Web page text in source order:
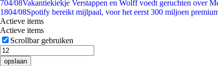
704/08Vakantiekiekje Verstappen en Wolff voedt geruchten over
1804/08Spotify bereikt mijlpaal, voor het eerst 300 miljoen
Actieve items
Actieve items
Scrollbar gebruiken
opslaan